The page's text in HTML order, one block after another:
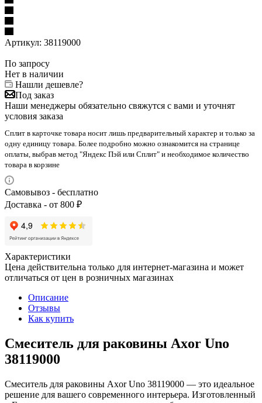
Артикул: 38119000
По запросу
Нет в наличии
Нашли дешевле?
Под заказ
Наши менеджеры обязательно свяжутся с вами и уточнят
условия заказа
Сплит в карточке товара носит лишь предварительный характер и только за
одну единицу товара. Более подробно можно ознакомится на странице
оплаты, выбрав метод "Яндекс Пэй или Сплит" и необходимое количество
товара в корзине
Самовывоз - бесплатно
Доставка - от 800 ₽
Характеристики
Цена действительна только для интернет-магазина и может
отличаться от цен в розничных магазинах
Описание
Отзывы
Как купить
Смеситель для раковины Axor Uno
38119000
Смеситель для раковины Axor Uno 38119000 — это идеальное
решение для вашего современного интерьера. Изготовленный